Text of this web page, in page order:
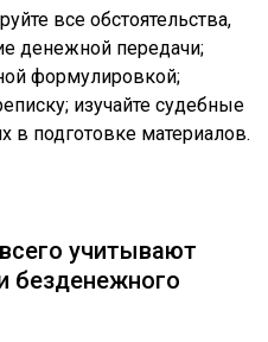
все обстоятельства,
денежной передачи;
формулировкой;
изучайте судебные
в подготовке материалов.
учитывают
безденежного